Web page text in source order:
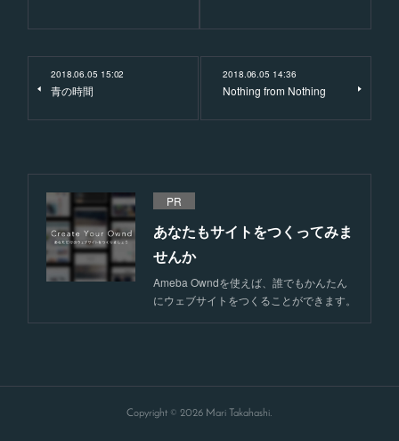
2018.06.05 15:02
青の時間
2018.06.05 14:36
Nothing from Nothing
PR
あなたもサイトをつくってみま
せんか
Ameba Owndを使えば、誰でもかんたん
にウェブサイトをつくることができます。
Copyright © 2026 Mari Takahashi.